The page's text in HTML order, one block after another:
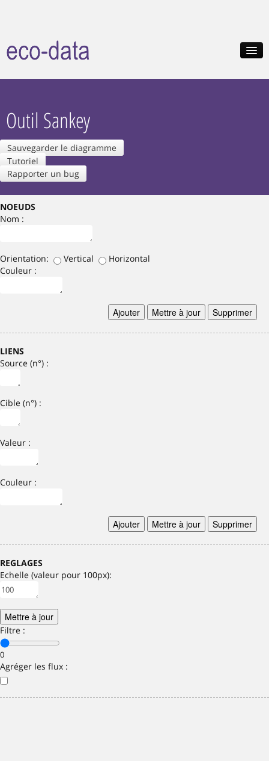
VISUALISATION DES DONNÉES
OUTILS EN LIGNE
NOUVEAUTÉS
Outil Sankey
Sauvegarder le diagramme
Tutoriel
Rapporter un bug
NOEUDS
Nom :
Orientation: Vertical
Horizontal
Couleur :
Ajouter Mettre à jour Supprimer
LIENS
Source (n°) :
Cible (n°) :
Valeur :
Couleur :
Ajouter Mettre à jour Supprimer
REGLAGES
Echelle (valeur pour 100px):
Mettre à jour
Filtre :
0
Agréger les flux :